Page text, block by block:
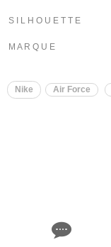
S I L H O U E T T E
M A R Q U E
Nike Air Force